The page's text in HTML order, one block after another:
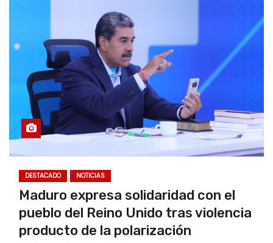
DESTACADO NOTICIAS
Maduro expresa solidaridad con el
pueblo del Reino Unido tras violencia
producto de la polarización